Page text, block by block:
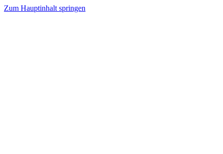
Zum Hauptinhalt springen